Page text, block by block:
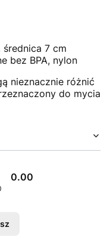
7 cm
bez BPA, nylon
nieznacznie różnić
do mycia
0.00